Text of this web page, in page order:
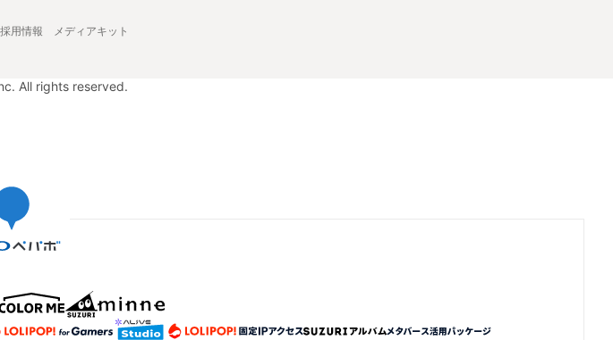
採用情報 メディアキット
All rights reserved.